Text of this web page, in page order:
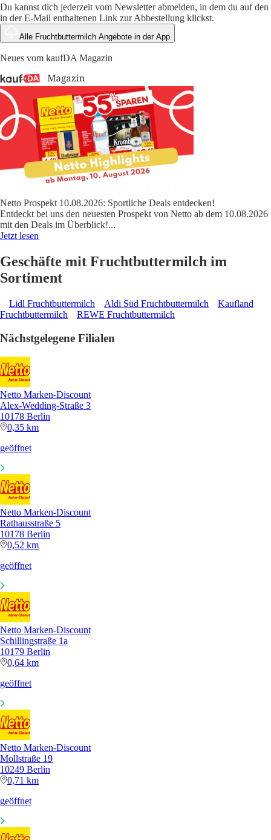
Du kannst dich jederzeit vom Newsletter abmelden, in dem du auf den
in der E-Mail enthaltenen Link zur Abbestellung klickst.
Alle Fruchtbuttermilch Angebote in der App
Neues vom kaufDA Magazin
Netto Prospekt 10.08.2026: Sportliche Deals entdecken!
Entdeckt bei uns den neuesten Prospekt von Netto ab dem 10.08.2026
mit den Deals im Überblick!...
Jetzt lesen
Geschäfte mit Fruchtbuttermilch im
Sortiment
Lidl Fruchtbuttermilch Aldi Süd Fruchtbuttermilch
Kaufland
Fruchtbuttermilch
REWE Fruchtbuttermilch
Nächstgelegene Filialen
Netto Marken-Discount
Alex-Wedding-Straße 3
10178 Berlin
0,35 km
geöffnet
Netto Marken-Discount
Rathausstraße 5
10178 Berlin
0,52 km
geöffnet
Netto Marken-Discount
Schillingstraße 1a
10179 Berlin
0,64 km
geöffnet
Netto Marken-Discount
Mollstraße 19
10249 Berlin
0,71 km
geöffnet